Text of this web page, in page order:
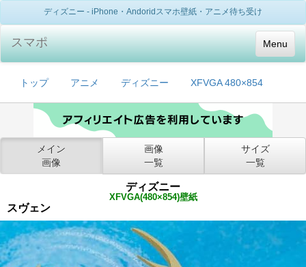
ディズニー - iPhone・Andoridスマホ壁紙・アニメ待ち受け
Menu
スマポ
トップ アニメ ディズニー XFVGA 480×854
メイン
画像
画像
一覧
サイズ
一覧
ディズニー
XFVGA(480×854)壁紙
スヴェン